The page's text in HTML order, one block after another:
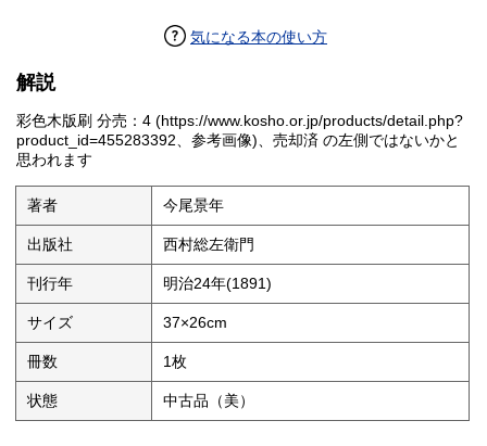
気になる本の使い方
解説
彩色木版刷 分売：4 (https://www.kosho.or.jp/products/detail.php?
product_id=455283392、参考画像)、売却済 の左側ではないかと
思われます
著者 今尾景年
出版社 西村総左衛門
刊行年 明治24年(1891)
サイズ 37×26cm
冊数 1枚
状態 中古品（美）